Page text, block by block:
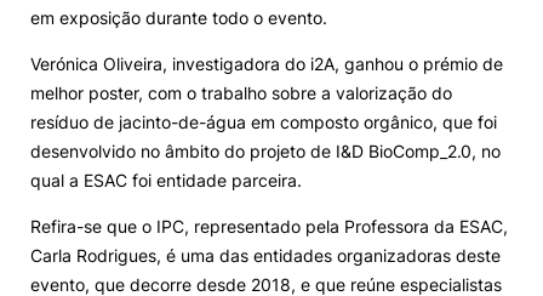
em exposição durante todo o evento.
Verónica Oliveira, investigadora do i2A, ganhou o prémio de
melhor poster, com o trabalho sobre a valorização do
resíduo de jacinto-de-água em composto orgânico, que foi
desenvolvido no âmbito do projeto de I&D BioComp_2.0, no
qual a ESAC foi entidade parceira.
Refira-se que o IPC, representado pela Professora da ESAC,
Carla Rodrigues, é uma das entidades organizadoras deste
evento, que decorre desde 2018, e que reúne especialistas